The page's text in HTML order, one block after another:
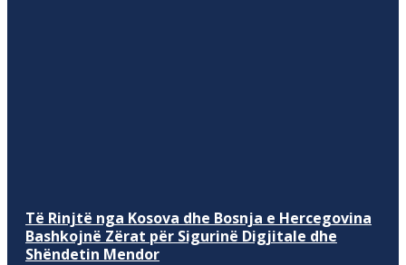
Të Rinjtë nga Kosova dhe Bosnja e Hercegovina
Bashkojnë Zërat për Sigurinë Digjitale dhe
Shëndetin Mendor